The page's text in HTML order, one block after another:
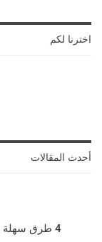
اخترنا لكم
أحدث المقالات
4 طرق سهلة لإزالة البثور والرؤوس السوداء عن الظهر